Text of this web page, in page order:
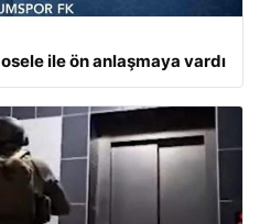
ile ön anlaşmaya vardı